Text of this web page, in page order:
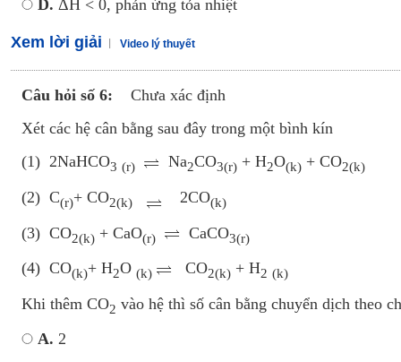
D. ΔH < 0, phản ứng tỏa nhiệt
Xem lời giải Video lý thuyết
Câu hỏi số 6:
Chưa xác định
Xét các hệ cân bằng sau đây trong một bình kín
(1) 2NaHCO3 (r) Na2CO3(r) + H2O(k) + CO
(2) C(r)+ CO2(k) 2CO(k)
(3) CO2(k) + CaO(r) CaCO3(r)
(4) CO(k)+ H2O (k) CO2(k) + H2 (k)
Khi thêm CO2 vào hệ thì số cân bằng chuyển dịch theo
A. 2